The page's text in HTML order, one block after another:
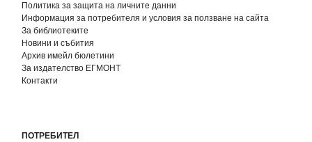
Политика за защита на личните данни
Информация за потребителя и условия за ползване на сайта
За библиотеките
Новини и събития
Архив имейл бюлетини
За издателство ЕГМОНТ
Контакти
ПОТРЕБИТЕЛ